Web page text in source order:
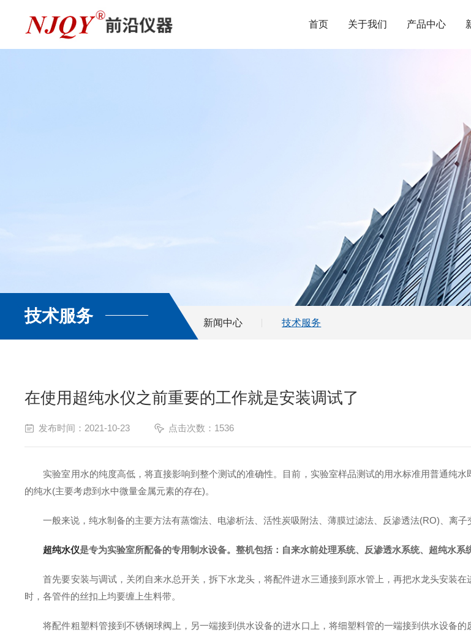
首页 关于我们 产品中心
技术服务 新闻中心 技术服务
在使用超纯水仪之前重要的工作就是安装调试了
发布时间：2021-10-23 点击次数：1536
实验室用水的纯度高低，将直接影响到整个测试的准确性。目前，实验室样品测试的用水标准用普通纯水
的纯水(主要考虑到水中微量金属元素的存在)。
一般来说，纯水制备的主要方法有蒸馏法、电渗析法、活性炭吸附法、薄膜过滤法、反渗透法(RO)、离子
超纯水仪是专为实验室所配备的专用制水设备。整机包括：自来水前处理系统、反渗透水系统、超纯水系
首先要安装与调试，关闭自来水总开关，拆下水龙头，将配件进水三通接到原水管上，再把水龙头安装在
时，各管件的丝扣上均要缠上生料带。
将配件粗塑料管接到不锈钢球阀上，另一端接到供水设备的进水口上，将细塑料管的一端接到供水设备的